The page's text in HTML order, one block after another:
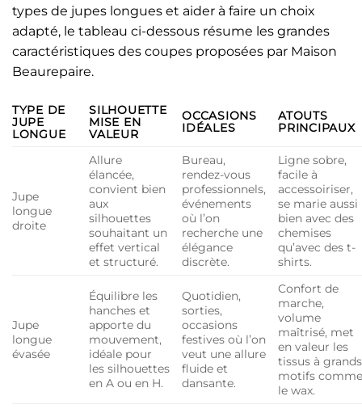
types de jupes longues et aider à faire un choix
adapté, le tableau ci-dessous résume les grandes
caractéristiques des coupes proposées par Maison
Beaurepaire.
TYPE DE
JUPE
LONGUE
SILHOUETTE
MISE EN
VALEUR
OCCASIONS
IDÉALES
ATOUTS
PRINCIPAUX
Jupe
longue
droite
Allure
élancée,
convient bien
aux
silhouettes
souhaitant un
effet vertical
et structuré.
Bureau,
rendez-vous
professionnels,
événements
où l’on
recherche une
élégance
discrète.
Ligne sobre,
facile à
accessoiriser,
se marie aussi
bien avec des
chemises
qu’avec des t-
shirts.
Jupe
longue
évasée
Équilibre les
hanches et
apporte du
mouvement,
idéale pour
les silhouettes
en A ou en H.
Quotidien,
sorties,
occasions
festives où l’on
veut une allure
fluide et
dansante.
Confort de
marche,
volume
maîtrisé, met
en valeur les
tissus à grands
motifs
le wax.